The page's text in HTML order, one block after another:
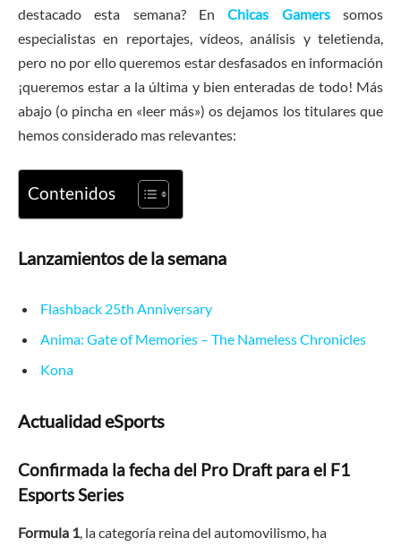
destacado esta semana? EnChicas Gamerssomos
especialistas en reportajes, vídeos, análisis y teletienda,
pero no por ello queremos estar desfasados en información
¡queremos estar a la última y bien enteradas de todo! Más
abajo (o pincha en «leer más») os dejamos los titulares que
hemos considerado mas relevantes:
Contenidos
Lanzamientos de la semana
Flashback 25th Anniversary
Anima: Gate of Memories – The Nameless Chronicles
Kona
Actualidad eSports
Confirmada la fecha del Pro Draft para el F1
Esports Series
Formula 1, la categoría reina del automovilismo, ha